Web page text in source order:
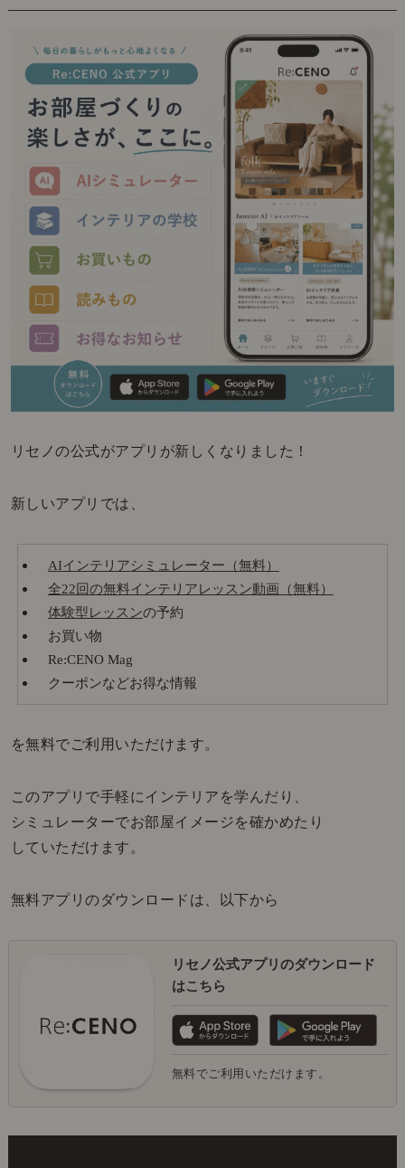
リセノの公式がアプリが新しくなりました！
新しいアプリでは、
AIインテリアシミュレーター（無料）
全22回の無料インテリアレッスン動画（無料）
体験型レッスンの予約
お買い物
Re:CENO Mag
クーポンなどお得な情報
を無料でご利用いただけます。
このアプリで手軽にインテリアを学んだり、
シミュレーターでお部屋イメージを確かめたり
していただけます。
無料アプリのダウンロードは、以下から
リセノ公式アプリのダウンロード
はこちら
無料でご利用いただけます。